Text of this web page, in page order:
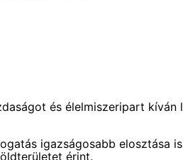
és élelmiszeripart kíván
igazságosabb elosztása
érint.